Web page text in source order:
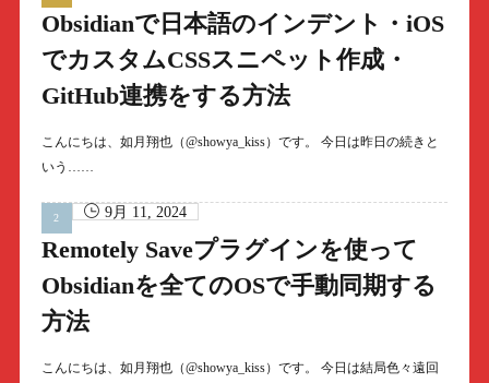
Obsidianで日本語のインデント・iOS
でカスタムCSSスニペット作成・
GitHub連携をする方法
こんにちは、如月翔也（@showya_kiss）です。 今日は昨日の続きと
いう……
9月 11, 2024
Remotely Saveプラグインを使って
Obsidianを全てのOSで手動同期する
方法
こんにちは、如月翔也（@showya_kiss）です。 今日は結局色々遠回